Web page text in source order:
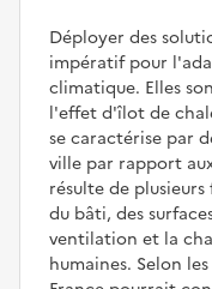
Déployer des
impératif pour
climatique. Elles
l'effet d'îlot de
se caractérise par
ville par rapport
résulte de
du bâti, des
ventilation et la
humaines. Selon